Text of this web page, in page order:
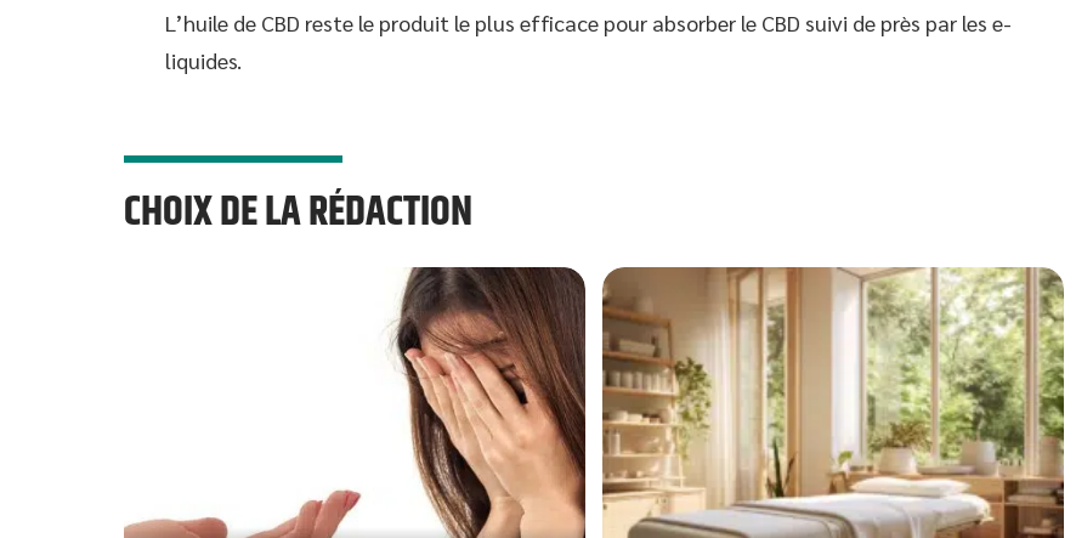
L’huile de CBD reste le produit le plus efficace pour absorber le CBD suivi de près par les e-
liquides.
CHOIX DE LA RÉDACTION